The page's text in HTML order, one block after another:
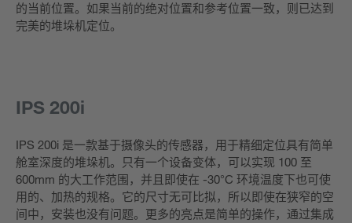
的当前位置。如果当前的绝对位置和参考位置一致，则已达到
完美的堆垛机定位。
IPS 200i
IPS 200i 是一款基于摄像头的传感器，用于精细定位具有简单
舱室深度的堆垛机。只有一个设备变体，可以实现 100 至
600mm 的大工作范围，并且即使在 -30°C 环境温度下也可使
用的、加热的规格。它的尺寸无可比拟，所以即使在狭窄的空
间中，安装也没有问题。更多的亮点是简单的操作，通过集成